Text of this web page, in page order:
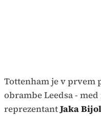
Tottenham je v prvem
obrambe Leedsa -
reprezentantJaka Bijol